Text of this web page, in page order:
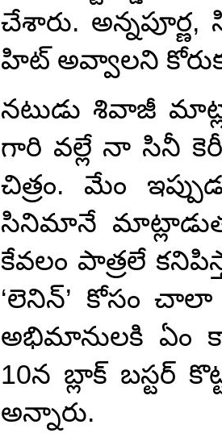
చేశారు.
హిట్ అవ్వాలని
నటుడు శివాజీ
గారి వల్లే నా సినీ
చిత్రం. మేం
సినిమానే
కేవలం పాత్రలే
‘లెనిన్’ కోసం చాలా
అభిమానులకి ఏం
10న బ్లాక్ బస్టర్
అన్నారు.